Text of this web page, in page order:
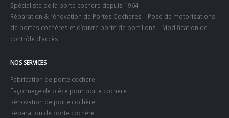
Spécialiste de la porte cochère depuis 1964
Réparation & rénovation de Portes Cochères – Pose de motorisations
de portes cochères et d’ouvre porte de portillons – Modification de
contrôle d’accès
NOS SERVICES
Fabrication de porte cochère
Façonnage de pièce pour porte cochère
Rénovation de porte cochère
Réparation de porte cochère